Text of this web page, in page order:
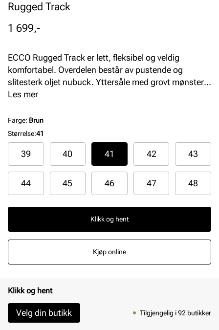
Rugged Track
Pris
1 699,-
ECCO Rugged Track er lett, fleksibel og veldig
komfortabel. Overdelen består av pustende og
slitesterk oljet nubuck. Yttersåle med grovt mønster
gir trekkraft i forskjellige typer værforhold. Uttakbar
at skoene har vært i bruk. Perfekt arbeids- og
fritidssko for mannen som foretrekker en litt
kraftigere sko.
Les mer
Farge: Brun
Størrelse:41
39 40 41 42 43
44 45 46 47 48
Klikk og hent
Kjøp online
Klikk og hent
Velg din butikk Tilgjengelig i 92 butikker